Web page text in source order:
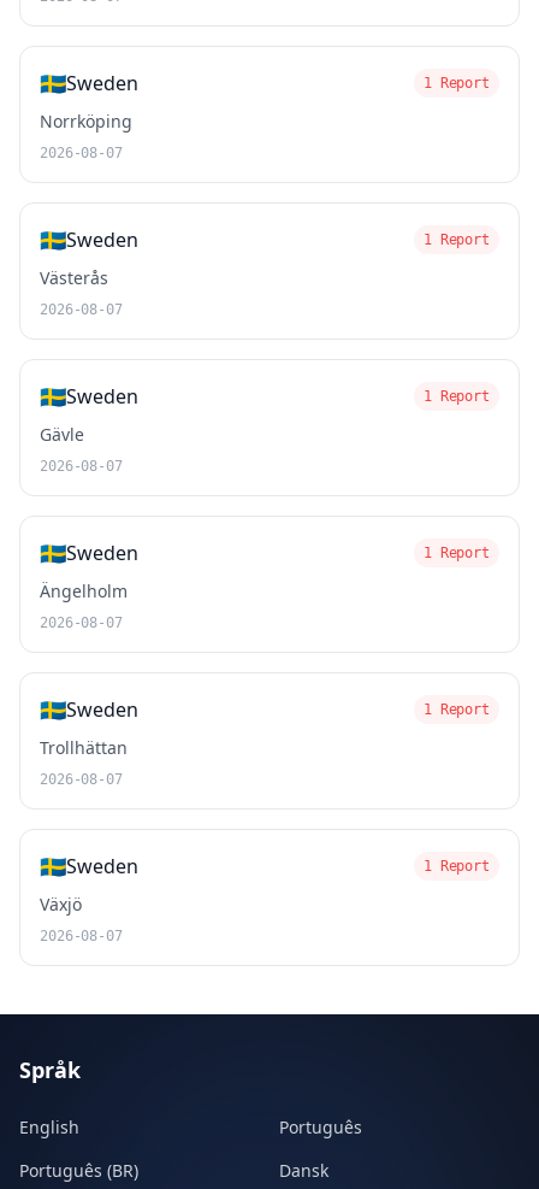
🇸🇪Sweden 1 Report
Norrköping
2026-08-07
🇸🇪Sweden 1 Report
Västerås
2026-08-07
🇸🇪Sweden 1 Report
Gävle
2026-08-07
🇸🇪Sweden 1 Report
Ängelholm
2026-08-07
🇸🇪Sweden 1 Report
Trollhättan
2026-08-07
🇸🇪Sweden 1 Report
Växjö
2026-08-07
Språk
English
Português
Português (BR)
Dansk